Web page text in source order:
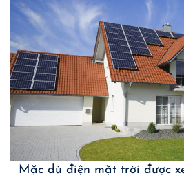
Mặc dù điện mặt trời được